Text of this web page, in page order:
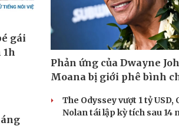
Phản ứng của Dwayne
Moana bị giới phê bình
The Odyssey vượt 1 tỷ
Nolan tái lập kỳ tích sau 14